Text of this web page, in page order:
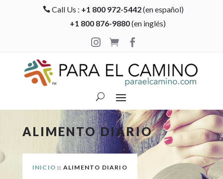
 Call Us : +1 800 972-5442(en español)
+1 800 876-9880(en inglés)

 
ALIMENTO DIARIO
INICIO :: ALIMENTO DIARIO